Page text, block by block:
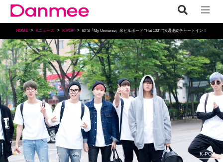
HOME Kニュース K-POP BTS『My Universe』米ビルボード “Hot 100” で6週連続チャートイン！
K-POP